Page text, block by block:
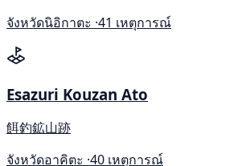
จังหวัดนิอิกาตะ ·41 เหตุการณ์
Esazuri Kouzan Ato
餌釣鉱山跡
จังหวัดอาคิตะ ·40 เหตุการณ์